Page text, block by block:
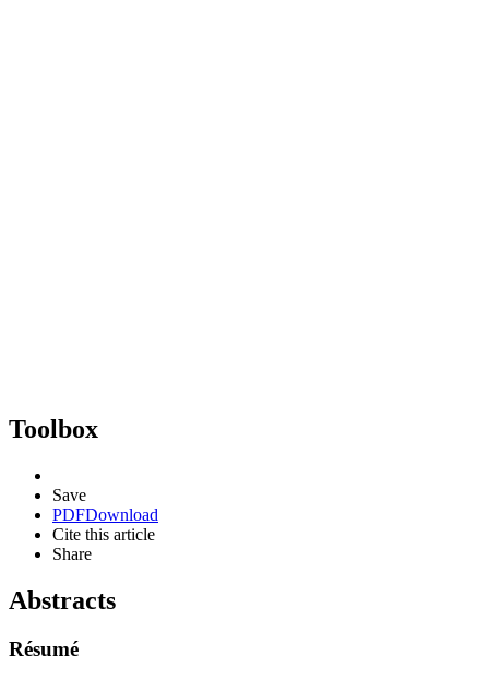
Toolbox
Save
PDFDownload
Cite this article
Share
Abstracts
Résumé